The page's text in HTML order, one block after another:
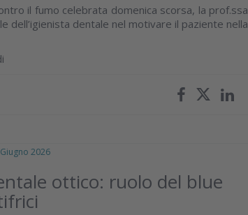
il fumo celebrata domenica scorsa, la prof.ssa
dell’igienista dentale nel motivare il paziente nella
2026
ottico: ruolo del blue